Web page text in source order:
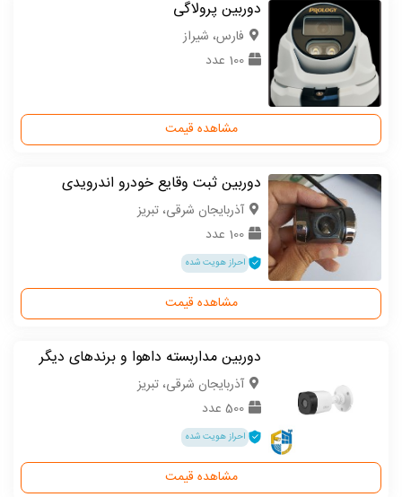
دوربین پرولاگی
فارس، شیراز
100 عدد
مشاهده قیمت
دوربین ثبت وقایع خودرو اندرویدی
آذربایجان شرقی، تبریز
100 عدد
احراز هویت شده
مشاهده قیمت
دوربین مداربسته داهوا و برندهای دیگر
آذربایجان شرقی، تبریز
500 عدد
احراز هویت شده
مشاهده قیمت